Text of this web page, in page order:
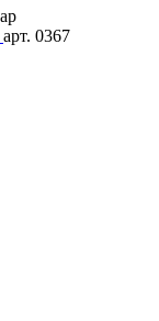
арт. 0367